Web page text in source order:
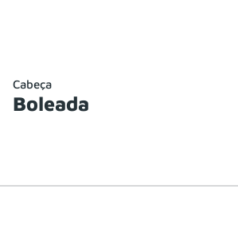
Cabeça
Boleada